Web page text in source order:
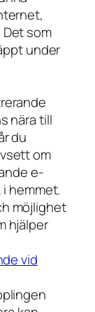
som
under
nära till
du
om
e-
hemmet.
möjlighet
hjälper
vid